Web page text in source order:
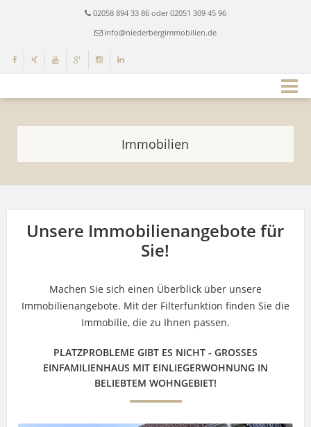
02058 894 33 86 oder 02051 309 45 96
info@niederbergimmobilien.de
Immobilien
Unsere Immobilienangebote für
Sie!
Machen Sie sich einen Überblick über unsere
Immobilienangebote. Mit der Filterfunktion finden Sie die
Immobilie, die zu Ihnen passen.
PLATZPROBLEME GIBT ES NICHT - GROSSES E
INFAMILIENHAUS MIT EINLIEGERWOHNUNG IN B
ELIEBTEM WOHNGEBIET!